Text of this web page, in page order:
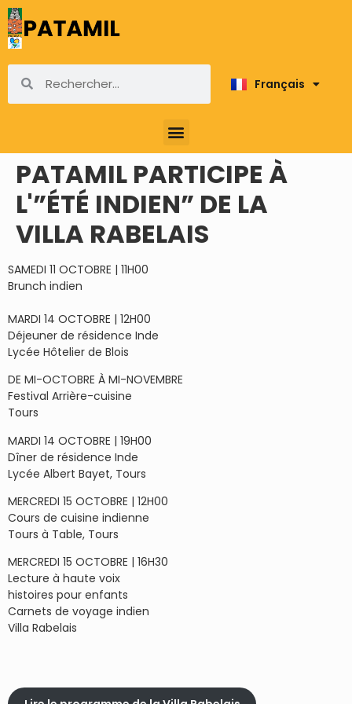
Français
English
PATAMIL PARTICIPE À
L'”ÉTÉ INDIEN” DE LA
VILLA RABELAIS
SAMEDI 11 OCTOBRE | 11H00
Brunch indien
MARDI 14 OCTOBRE | 12H00
Déjeuner de résidence Inde
Lycée Hôtelier de Blois
DE MI-OCTOBRE À MI-NOVEMBRE
Festival Arrière-cuisine
Tours
MARDI 14 OCTOBRE | 19H00
Dîner de résidence Inde
Lycée Albert Bayet, Tours
MERCREDI 15 OCTOBRE | 12H00
Cours de cuisine indienne
Tours à Table, Tours
MERCREDI 15 OCTOBRE | 16H30
Lecture à haute voix
histoires pour enfants
Carnets de voyage indien
Villa Rabelais